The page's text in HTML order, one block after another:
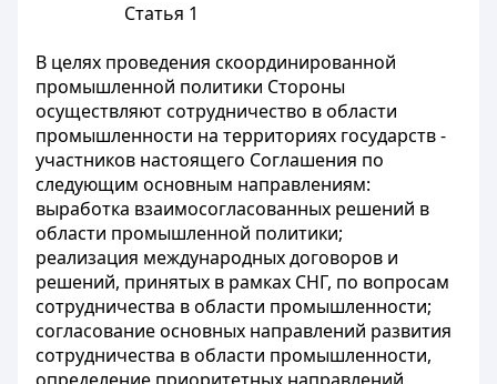
Статья 1
В целях проведения скоординированной
промышленной политики Стороны
осуществляют сотрудничество в области
промышленности на территориях государств -
участников настоящего Соглашения по
следующим основным направлениям:
выработка взаимосогласованных решений в
области промышленной политики;
реализация международных договоров и
решений, принятых в рамках СНГ, по вопросам
сотрудничества в области промышленности;
согласование основных направлений развития
сотрудничества в области промышленности,